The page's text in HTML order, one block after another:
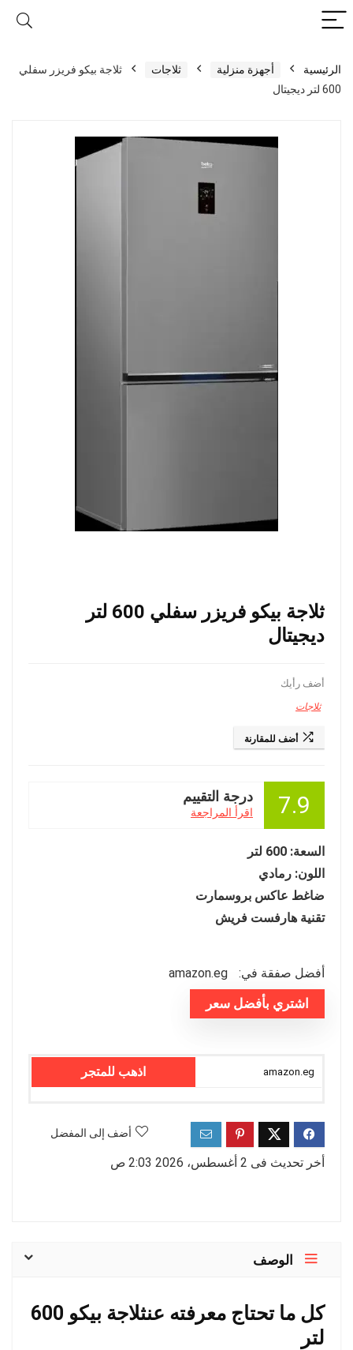
الرئيسية أجهزة منزلية ثلاجات
ثلاجة بيكو فريزر سفلي
600 لتر ديجيتال
ثلاجة بيكو فريزر سفلي 600 لتر
ديجيتال
أضف رأيك
ثلاجات
أضف للمقارنة
7.9 درجة التقييم
اقرأ المراجعة
السعة: 600 لتر
اللون: رمادي
ضاغط عاكس بروسمارت
تقنية هارفست فريش
أفضل صفقة في: amazon.eg
اشتري بأفضل سعر
اذهب للمتجر
أضف إلى المفضل
أخر تحديث فى 2 أغسطس، 2026 2:03 ص
الوصف
كل ما تحتاج معرفته عنثلاجة بيكو 600
لتر